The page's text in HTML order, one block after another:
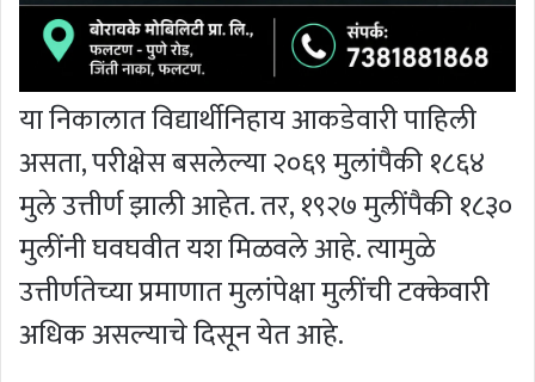
या निकालात विद्यार्थीनिहाय आकडेवारी पाहिली
असता, परीक्षेस बसलेल्या २०६९ मुलांपैकी १८६४
मुले उत्तीर्ण झाली आहेत. तर, १९२७ मुलींपैकी १८३०
मुलींनी घवघवीत यश मिळवले आहे. त्यामुळे
उत्तीर्णतेच्या प्रमाणात मुलांपेक्षा मुलींची टक्केवारी
अधिक असल्याचे दिसून येत आहे.